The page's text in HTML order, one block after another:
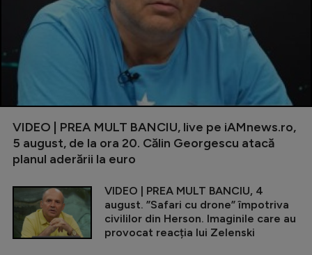
VIDEO | PREA MULT BANCIU, live pe iAMnews.ro,
5 august, de la ora 20. Călin Georgescu atacă
planul aderării la euro
VIDEO | PREA MULT BANCIU, 4
august. ”Safari cu drone” împotriva
civililor din Herson. Imaginile care au
provocat reacția lui Zelenski